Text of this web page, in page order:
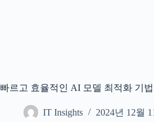
빠르고 효율적인 AI 모델 최적화 기법
IT Insights 2024년 12월